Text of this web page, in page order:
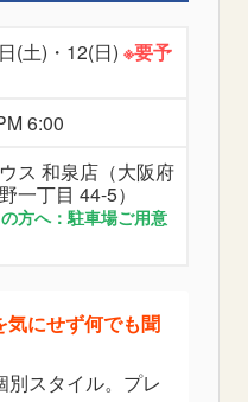
(土)・12(日) ※要予
6:00
ス 和泉店（大阪府
一丁目 44-5）
方へ：駐車場ご用意
気にせず何でも聞
別スタイル。プレ